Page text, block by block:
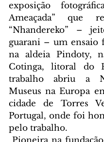
exposição
Ameaçada” que
“Nhandereko” –
guarani – um ensaio
na aldeia Pindoty,
Cotinga, litoral do
trabalho abriu a
Museus na Europa
cidade de Torres
Portugal, onde foi
pelo trabalho.